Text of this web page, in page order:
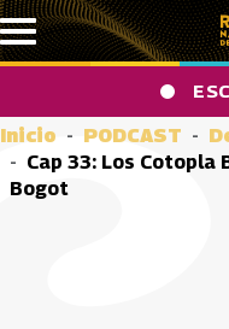
Pasar al contenido principal
Inicio PODCAST
Cap 33: Los Cotopla
Bogot